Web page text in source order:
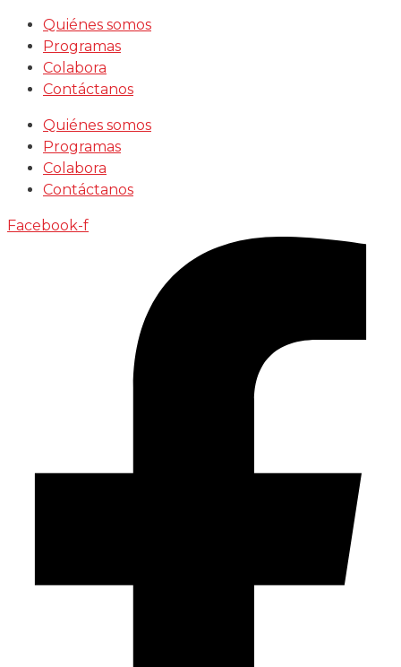
Saltar
contenido
Quiénes somos
Programas
Colabora
Contáctanos
Quiénes somos
Programas
Colabora
Contáctanos
Facebook-f